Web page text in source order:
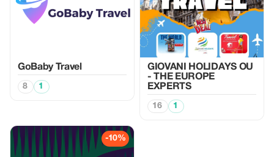
GoBaby Travel
8 1
GIOVANI HOLIDAYS OU
- THE EUROPE
EXPERTS
16 1
-10%